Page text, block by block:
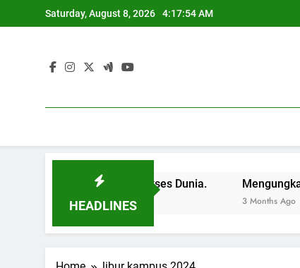
to
Saturday, August 8, 2026 4:17:54 AM
HEADLINES
Pintu ke Sukses Dunia. Mengungkap
3 Months Ago